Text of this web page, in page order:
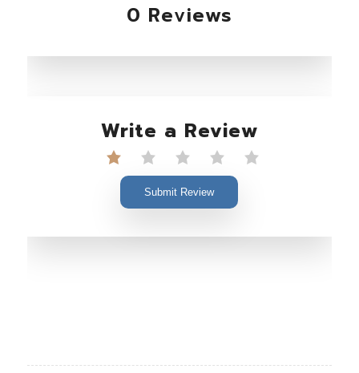
0 Reviews
Write a Review
Submit Review